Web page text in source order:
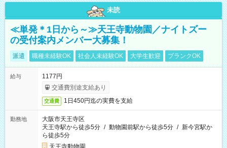
未読
≪単発＊1日から～≫天王寺動物園／ナイトズー
の受付案内メンバー大募集！
派遣 職種未経験OK 社会人未経験OK 大学生歓迎 ブランクOK
給与
1177円
交通費別途支給あり
交通費 1日450円迄の実費を支給
勤務地
大阪市天王寺区
天王寺駅から徒歩5分 / 動物園前駅から徒歩5分 / 新今宮駅か
ら徒歩5分
天王寺動物園